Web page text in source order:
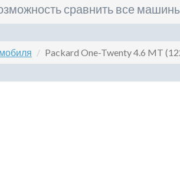
сравнить все
Packard One-Twenty 4.6 MT